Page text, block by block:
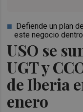
USO se
UGT y
de Iberia
enero
Defiende un plan
este negocio